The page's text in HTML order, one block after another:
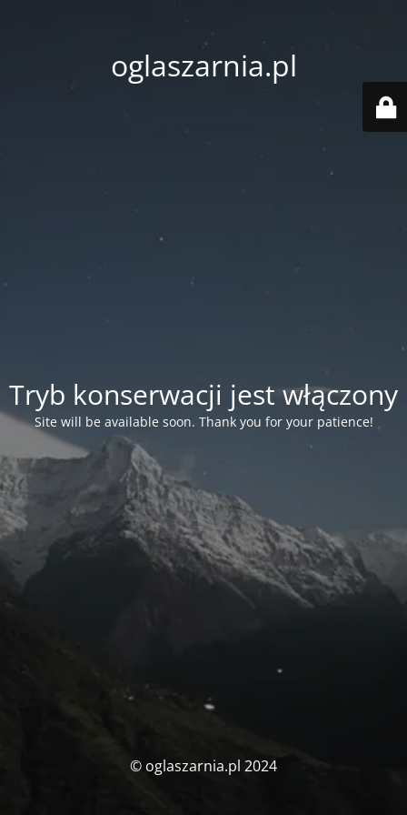
oglaszarnia.pl
Tryb konserwacji jest włączony
Site will be available soon. Thank you for your patience!
© oglaszarnia.pl 2024